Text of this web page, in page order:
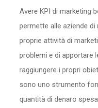
Avere KPI di marketing
permette alle aziende
proprie attività di
problemi e di apportare
raggiungere i propri
sono uno strumento
quantità di denaro